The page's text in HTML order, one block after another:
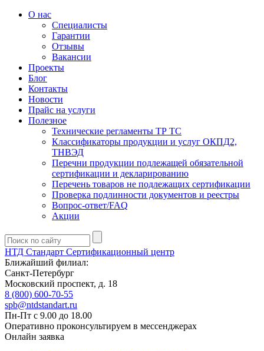
О нас
Специалисты
Гарантии
Отзывы
Вакансии
Проекты
Блог
Контакты
Новости
Прайс на услуги
Полезное
Технические регламенты ТР ТС
Классификаторы продукции и услуг ОКПД2,
ТНВЭД
Перечни продукции подлежащей обязательной
сертификации и декларированию
Перечень товаров не подлежащих сертификации
Проверка подлинности документов и реестры
Вопрос-ответ/FAQ
Акции
НТД Стандарт Сертификационный центр
Ближайший филиал:
Санкт-Петербург
Московский проспект, д. 18
8 (800) 600-70-55
spb@ntdstandart.ru
Пн-Пт с 9.00 до 18.00
Оперативно проконсультируем в мессенджерах
Онлайн заявка